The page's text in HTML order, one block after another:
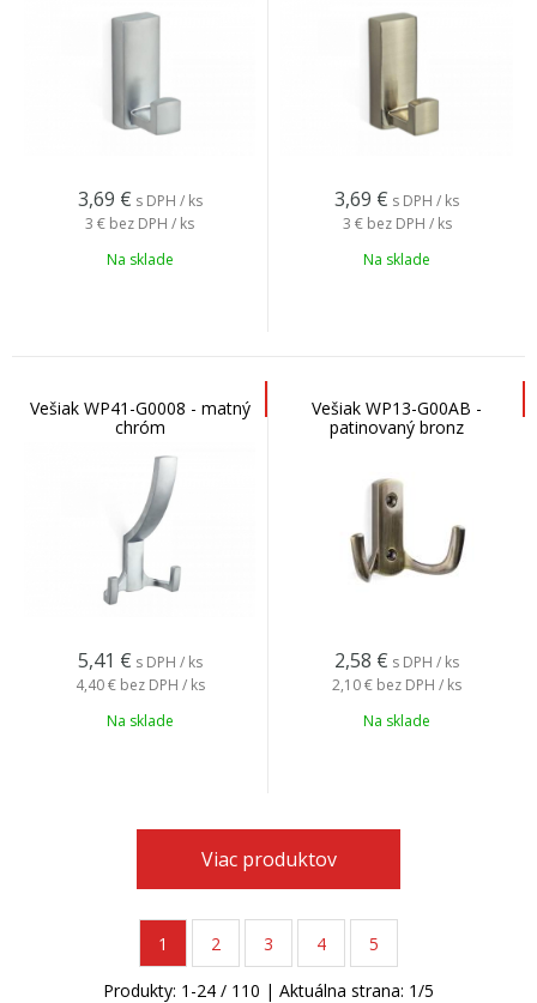
3,69 € s DPH / ks
3 € bez DPH / ks
Na sklade
3,69 € s DPH / ks
3 € bez DPH / ks
Na sklade
Vešiak WP41-G0008 - matný
chróm
5,41 € s DPH / ks
4,40 € bez DPH / ks
Na sklade
Vešiak WP13-G00AB -
patinovaný bronz
2,58 € s DPH / ks
2,10 € bez DPH / ks
Na sklade
Viac produktov
1 2 3 4 5
Produkty: 1 -24 / 110 | Aktuálna strana: 1/5